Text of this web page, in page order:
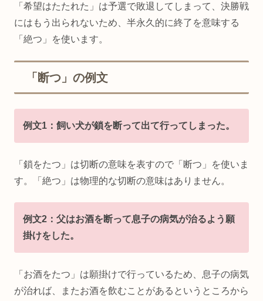
「希望はたたれた」は予選で敗退してしまって、決勝戦
にはもう出られないため、半永久的に終了を意味する
「絶つ」を使います。
「断つ」の例文
例文1：飼い犬が鎖を断って出て行ってしまった。
「鎖をたつ」は切断の意味を表すので「断つ」を使いま
す。「絶つ」は物理的な切断の意味はありません。
例文2：父はお酒を断って息子の病気が治るよう願
掛けをした。
「お酒をたつ」は願掛けで行っているため、息子の病気
が治れば、またお酒を飲むことがあるというところから